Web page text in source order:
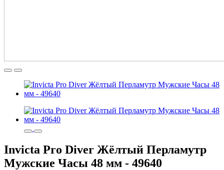
Invicta Pro Diver Жёлтый Перламутр
Мужские Часы 48 мм - 49640